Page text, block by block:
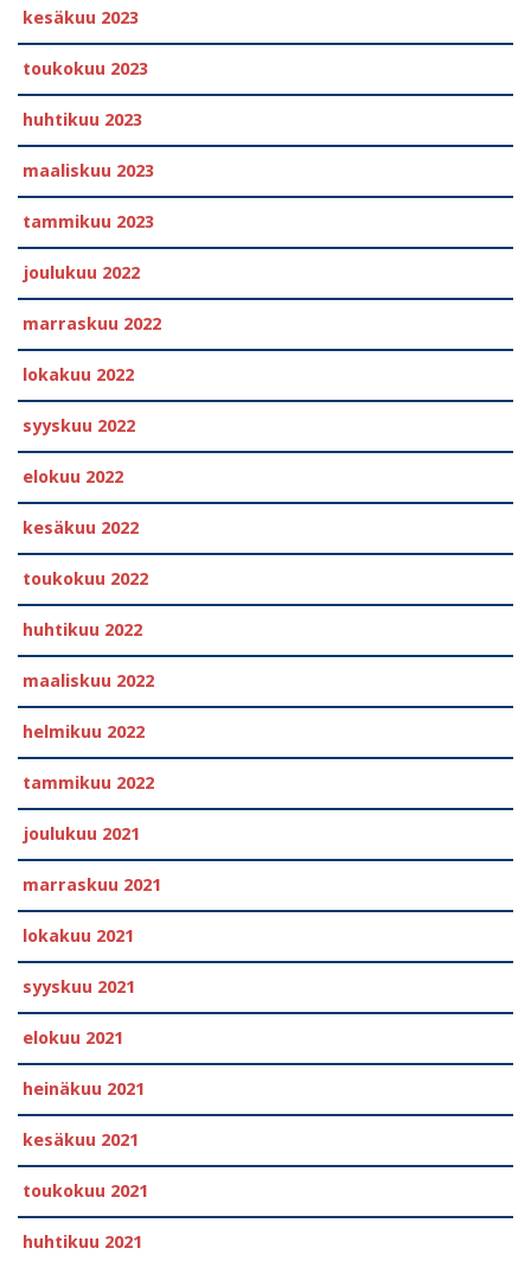
kesäkuu 2023
toukokuu 2023
huhtikuu 2023
maaliskuu 2023
tammikuu 2023
joulukuu 2022
marraskuu 2022
lokakuu 2022
syyskuu 2022
elokuu 2022
kesäkuu 2022
toukokuu 2022
huhtikuu 2022
maaliskuu 2022
helmikuu 2022
tammikuu 2022
joulukuu 2021
marraskuu 2021
lokakuu 2021
syyskuu 2021
elokuu 2021
heinäkuu 2021
kesäkuu 2021
toukokuu 2021
huhtikuu 2021